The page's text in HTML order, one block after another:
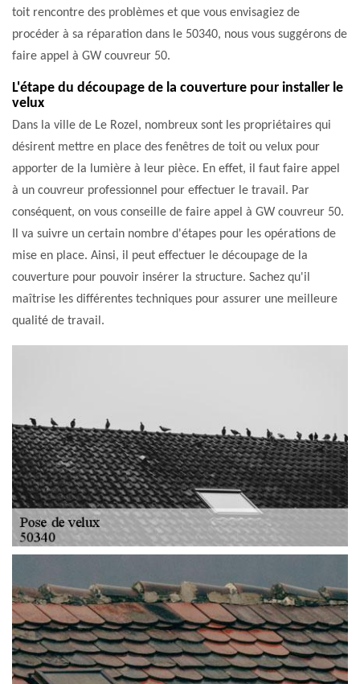
toit rencontre des problèmes et que vous envisagiez de
procéder à sa réparation dans le 50340, nous vous suggérons de
faire appel à GW couvreur 50.
L'étape du découpage de la couverture pour installer le
velux
Dans la ville de Le Rozel, nombreux sont les propriétaires qui
désirent mettre en place des fenêtres de toit ou velux pour
apporter de la lumière à leur pièce. En effet, il faut faire appel
à un couvreur professionnel pour effectuer le travail. Par
conséquent, on vous conseille de faire appel à GW couvreur 50.
Il va suivre un certain nombre d'étapes pour les opérations de
mise en place. Ainsi, il peut effectuer le découpage de la
couverture pour pouvoir insérer la structure. Sachez qu'il
maîtrise les différentes techniques pour assurer une meilleure
qualité de travail.